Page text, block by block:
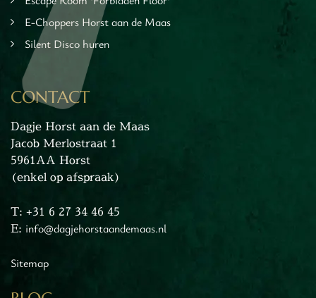
dagje
Room
verzorgd
Tours
uit
E-Choppers Horst aan de Maas
Silent Disco huren
CONTACT
Dagje Horst aan de Maas
Jacob Merlostraat 1
5961AA Horst
(enkel op afspraak)
T: +31 6 27 34 46 45
E: info@dagjehorstaandemaas.nl
Sitemap